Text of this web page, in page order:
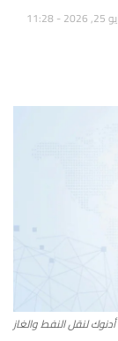
- 11:28
لنقل النفط والغاز